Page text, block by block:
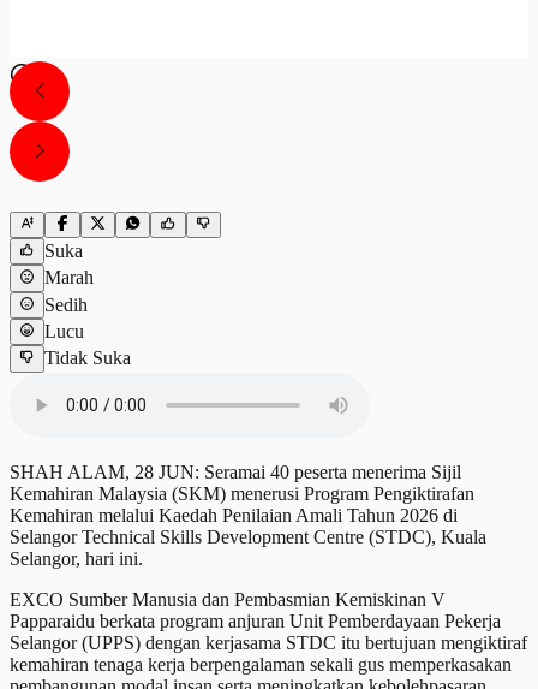
Suka
Marah
Sedih
Lucu
Tidak Suka
SHAH ALAM, 28 JUN: Seramai 40 peserta menerima Sijil
Kemahiran Malaysia (SKM) menerusi Program Pengiktirafan
Kemahiran melalui Kaedah Penilaian Amali Tahun 2026 di
Selangor Technical Skills Development Centre (STDC), Kuala
Selangor, hari ini.
EXCO Sumber Manusia dan Pembasmian Kemiskinan V
Papparaidu berkata program anjuran Unit Pemberdayaan Pekerja
Selangor (UPPS) dengan kerjasama STDC itu bertujuan mengiktiraf
kemahiran tenaga kerja berpengalaman sekali gus memperkasakan